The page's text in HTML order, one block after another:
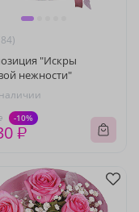
"Искры
нежности"
-10%
₽